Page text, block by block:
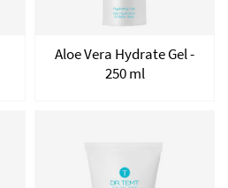
Aloe Vera Hydrate Gel -
250 ml